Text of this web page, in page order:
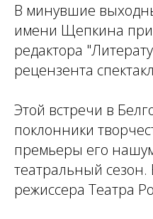
В минувшие
имени Щепкина
редактора
рецензента
Этой встречи в
поклонники
премьеры его
театральный сезон.
режиссера Театра